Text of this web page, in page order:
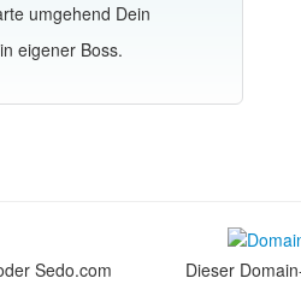
umgehend Dein
eigener Boss.
Sedo.com
Dieser